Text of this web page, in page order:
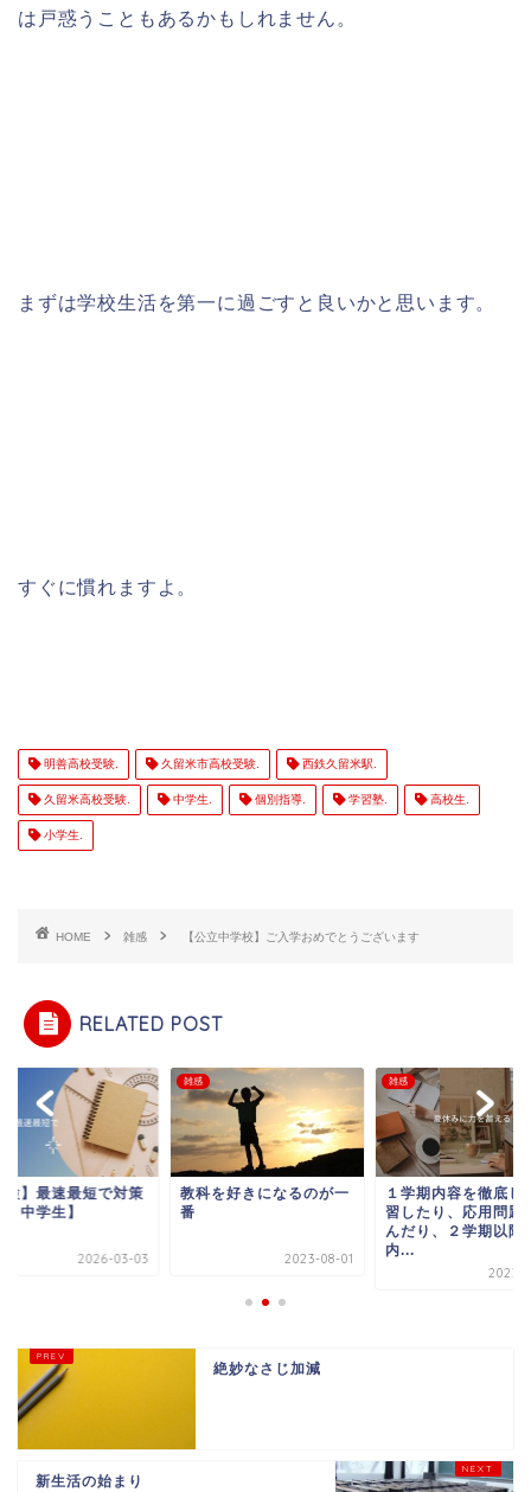
は戸惑うこともあるかもしれません。
まずは学校生活を第一に過ごすと良いかと思います。
すぐに慣れますよ。
明善高校受験. 久留米市高校受験. 西鉄久留米駅.
久留米高校受験. 中学生. 個別指導. 学習塾. 高校生.
小学生.
HOME 雑感 【公立中学校】ご入学おめでとうございます
RELATED POST
検】最速最短で対策
中学生】
2026-03-03
雑感
教科を好きになるのが一
番
2023-08-01
雑感
１学期内容を徹底し
習したり、応用問題
んだり、２学期以降
内...
2023-
絶妙なさじ加減
新生活の始まり